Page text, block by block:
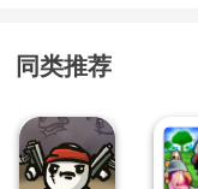
同类推荐